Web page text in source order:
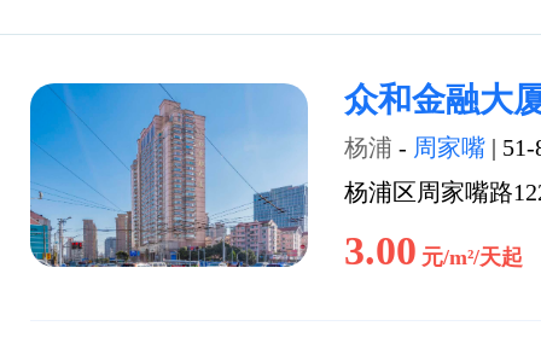
众和金融大
杨浦 - 周家嘴 | 51-
杨浦区周家嘴路
3.00 元/m²/天起